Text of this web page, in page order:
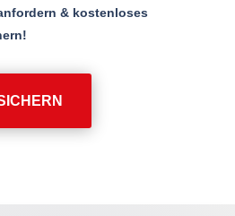
& kostenloses